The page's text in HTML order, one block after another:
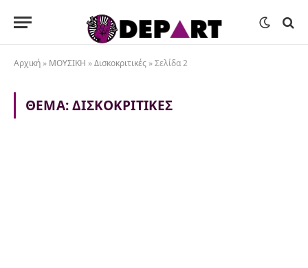
Αρχική » ΜΟΥΣΙΚΗ »Δισκοκριτικές »Σελίδα 2
ΘΈΜΑ:ΔΙΣΚΟΚΡΙΤΙΚΈΣ